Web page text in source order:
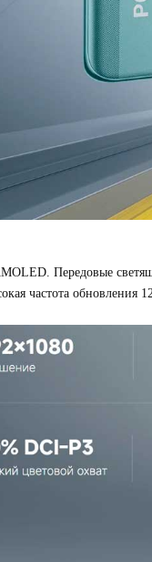
Передовые
частота обновления